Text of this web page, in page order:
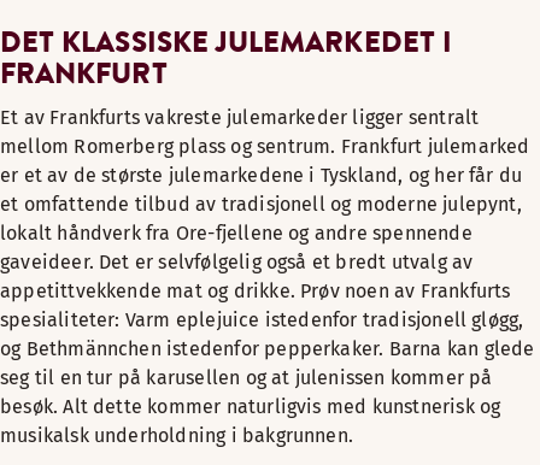
DET KLASSISKE JULEMARKEDET I
FRANKFURT
Et av Frankfurts vakreste julemarkeder ligger sentralt
mellom Romerberg plass og sentrum. Frankfurt julemarked
er et av de største julemarkedene i Tyskland, og her får du
et omfattende tilbud av tradisjonell og moderne julepynt,
lokalt håndverk fra Ore-fjellene og andre spennende
gaveideer. Det er selvfølgelig også et bredt utvalg av
appetittvekkende mat og drikke. Prøv noen av Frankfurts
spesialiteter: Varm eplejuice istedenfor tradisjonell gløgg,
og Bethmännchen istedenfor pepperkaker. Barna kan glede
seg til en tur på karusellen og at julenissen kommer på
besøk. Alt dette kommer naturligvis med kunstnerisk og
musikalsk underholdning i bakgrunnen.